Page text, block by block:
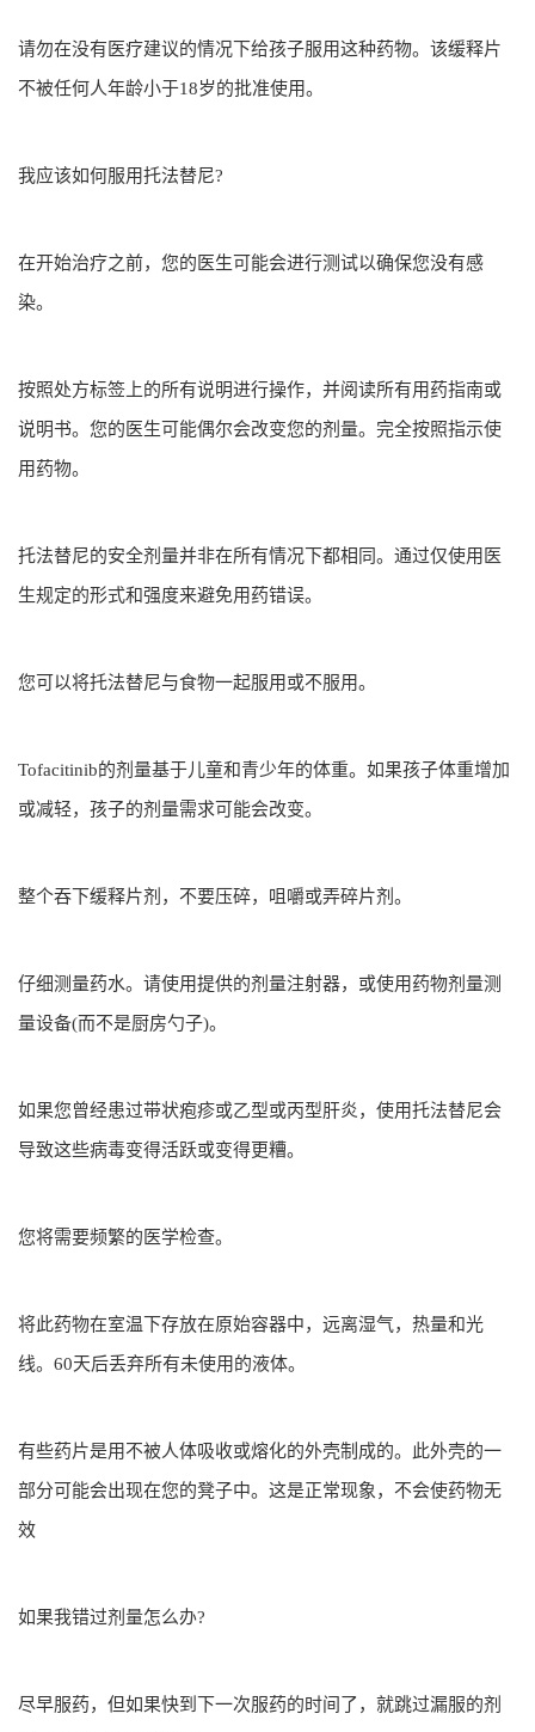
请勿在没有医疗建议的情况下给孩子服用这种药物。该缓释片
不被任何人年龄小于18岁的批准使用。
我应该如何服用托法替尼?
在开始治疗之前，您的医生可能会进行测试以确保您没有感
染。
按照处方标签上的所有说明进行操作，并阅读所有用药指南或
说明书。您的医生可能偶尔会改变您的剂量。完全按照指示使
用药物。
托法替尼的安全剂量并非在所有情况下都相同。通过仅使用医
生规定的形式和强度来避免用药错误。
您可以将托法替尼与食物一起服用或不服用。
Tofacitinib的剂量基于儿童和青少年的体重。如果孩子体重增加
或减轻，孩子的剂量需求可能会改变。
整个吞下缓释片剂，不要压碎，咀嚼或弄碎片剂。
仔细测量药水。请使用提供的剂量注射器，或使用药物剂量测
量设备(而不是厨房勺子)。
如果您曾经患过带状疱疹或乙型或丙型肝炎，使用托法替尼会
导致这些病毒变得活跃或变得更糟。
您将需要频繁的医学检查。
将此药物在室温下存放在原始容器中，远离湿气，热量和光
线。60天后丢弃所有未使用的液体。
有些药片是用不被人体吸收或熔化的外壳制成的。此外壳的一
部分可能会出现在您的凳子中。这是正常现象，不会使药物无
效
如果我错过剂量怎么办?
尽早服药，但如果快到下一次服药的时间了，就跳过漏服的剂